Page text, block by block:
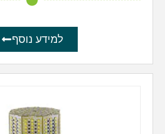
למידע נוסף